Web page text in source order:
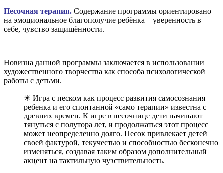
Песочная терапия. Содержание программы ориентировано
на эмоциональное благополучие ребёнка – уверенность в
себе, чувство защищённости.
Новизна данной программы заключается в использовании
художественного творчества как способа психологической
работы с детьми.
☀ Игра с песком как процесс развития самосознания
ребенка и его спонтанной «само терапии» известна с
древних времен. К игре в песочнице дети начинают
тянуться с полутора лет, и продолжаться этот процесс
может неопределенно долго. Песок привлекает детей
своей фактурой, текучестью и способностью бесконечно
изменяться, создавая таким образом дополнительный
акцент на тактильную чувствительность.